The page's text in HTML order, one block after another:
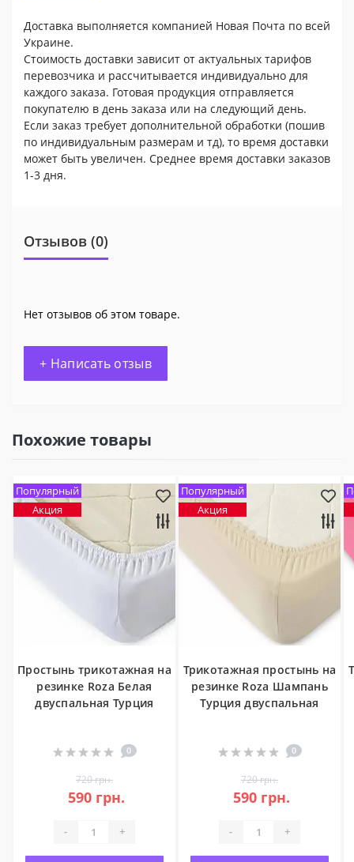
Доставка выполняется компанией Новая Почта по всей
Украине.
Стоимость доставки зависит от актуальных тарифов
перевозчика и рассчитывается индивидуально для
каждого заказа. Готовая продукция отправляется
покупателю в день заказа или на следующий день.
Если заказ требует дополнительной обработки (пошив
по индивидуальным размерам и тд), то время доставки
может быть увеличен. Среднее время доставки заказов
1-3 дня.
Отзывов (0)
Нет отзывов об этом товаре.
+ Написать отзыв
Похожие товары
Популярный
Акция
Простынь трикотажная на
резинке Roza Белая
двуспальная Турция
0
720 грн.
590 грн.
- +
Популярный
Акция
Трикотажная простынь на
резинке Roza Шампань
Турция двуспальная
0
720 грн.
590 грн.
- +